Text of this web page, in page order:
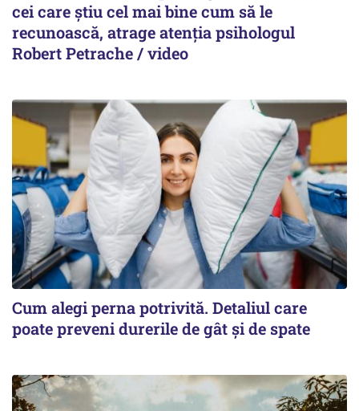
cei care știu cel mai bine cum să le
recunoască, atrage atenția psihologul
Robert Petrache / video
Cum alegi perna potrivită. Detaliul care
poate preveni durerile de gât și de spate